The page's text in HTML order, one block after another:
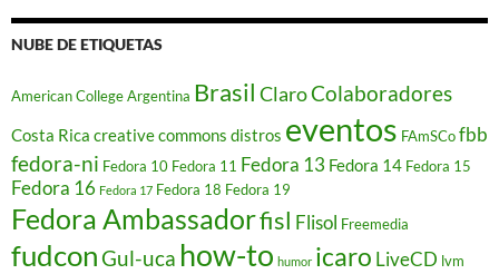
NUBE DE ETIQUETAS
American CollegeArgentina Brasil ClaroColaboradores
Costa Rica creative commons distros eventos FAmSCofbb
fedora-ni Fedora 10 Fedora 11 Fedora 13 Fedora 14 Fedora 15
Fedora 16 Fedora 17 Fedora 18 Fedora 19
Fedora Ambassadorfisl Flisol Freemedia
fudconGul-uca how-to humor icaro LiveCD lvm